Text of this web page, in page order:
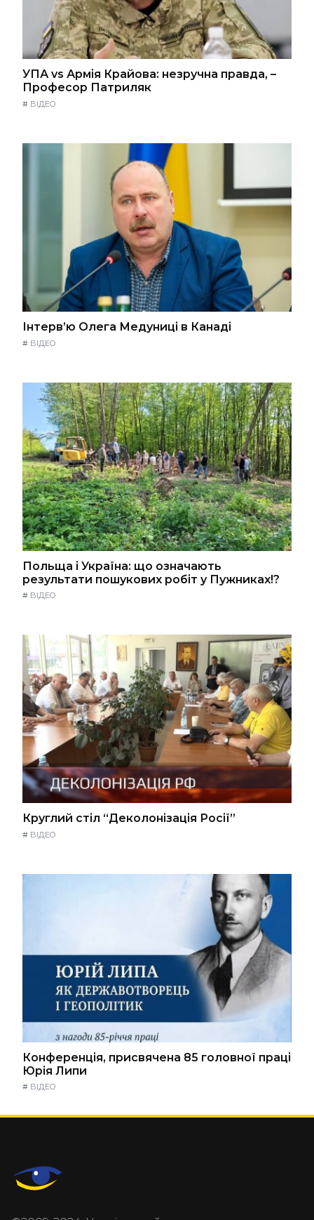
УПА vs Армія Крайова: незручна правда, –
Професор Патриляк
# ВІДЕО
Інтерв’ю Олега Медуниці в Канаді
# ВІДЕО
Польща і Україна: що означають
результати пошукових робіт у Пужниках!?
# ВІДЕО
Круглий стіл “Деколонізація Росії”
# ВІДЕО
Конференція, присвячена 85 головної праці
Юрія Липи
# ВІДЕО